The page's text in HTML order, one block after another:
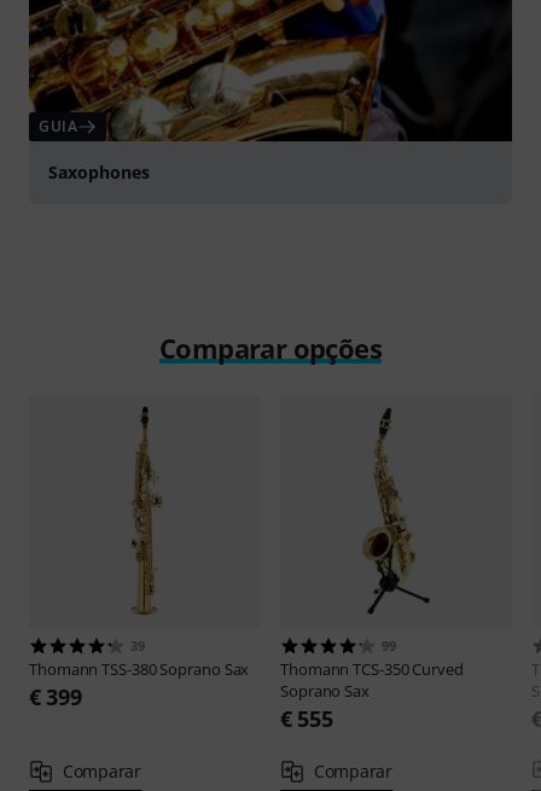
GUIA
Saxophones
Comparar opções
39
ThomannTSS-380 Soprano Sax
€ 399
Comparar
99
ThomannTCS-350 Curved
Soprano Sax
€ 555
Comparar